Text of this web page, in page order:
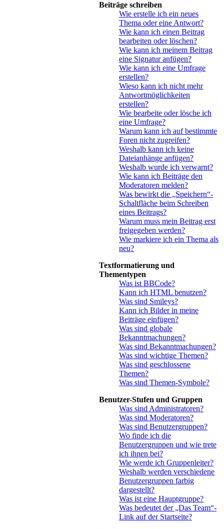
Beiträge schreiben
Wie erstelle ich ein neues
Thema oder eine Antwort?
Wie kann ich einen Beitrag
bearbeiten oder löschen?
Wie kann ich meinem Beitrag
eine Signatur anfügen?
Wie kann ich eine Umfrage
erstellen?
Wieso kann ich nicht mehr
Antwortmöglichkeiten
erstellen?
Wie bearbeite oder lösche ich
eine Umfrage?
Warum kann ich auf bestimmte
Foren nicht zugreifen?
Weshalb kann ich keine
Dateianhänge anfügen?
Weshalb wurde ich verwarnt?
Wie kann ich Beiträge den
Moderatoren melden?
Was bewirkt die „Speichern“-
Schaltfläche beim Schreiben
eines Beitrags?
Warum muss mein Beitrag erst
freigegeben werden?
Wie markiere ich ein Thema als
neu?
Textformatierung und
Thementypen
Was ist BBCode?
Kann ich HTML benutzen?
Was sind Smileys?
Kann ich Bilder in meine
Beiträge einfügen?
Was sind globale
Bekanntmachungen?
Was sind Bekanntmachungen?
Was sind wichtige Themen?
Was sind geschlossene
Themen?
Was sind Themen-Symbole?
Benutzer-Stufen und Gruppen
Was sind Administratoren?
Was sind Moderatoren?
Was sind Benutzergruppen?
Wo finde ich die
Benutzergruppen und wie trete
ich ihnen bei?
Wie werde ich Gruppenleiter?
Weshalb werden verschiedene
Benutzergruppen farbig
dargestellt?
Was ist eine Hauptgruppe?
Was bedeutet der „Das Team“-
Link auf der Startseite?